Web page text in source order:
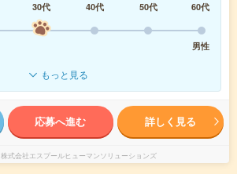
30代 40代 50代
60代
男性
もっと見る
応募へ進む 詳しく見る
株式会社エスプールヒューマンソリューションズ